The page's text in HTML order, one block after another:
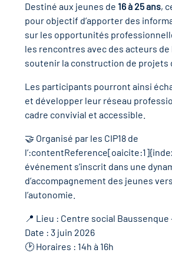
les métiers
clés métiers et
lieu d'information ou
des métiers en
de l'Economie
Solidaire (ESS)
du secteur sanitaire
de l'Industrie
Destiné aux jeunes de 16 à 25 ans,
pour objectif d’apporter des
sur les opportunités
les rencontres avec des acteurs de
soutenir la construction de projets
Les participants pourront ainsi
et développer leur réseau
cadre convivial et accessible.
🤝 Organisé par les CIP18 de
événement s’inscrit dans une
d’accompagnement des jeunes
l’autonomie.
📍 Lieu : Centre social Baussenque
Date : 3 juin 2026
🕑 Horaires : 14h à 16h